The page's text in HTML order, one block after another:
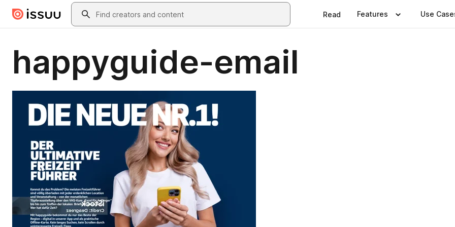
Skip to main contentSearch
Read Features Use
happyguide-email